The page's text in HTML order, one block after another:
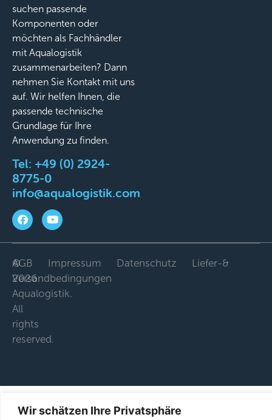
Wir schätzen Ihre Privatsphäre
suchen passende
Komponenten oder
möchten als Fachhändler
mit Aqualogistik
zusammenarbeiten? Dann
nehmen Sie Kontakt mit uns
auf. Wir helfen Ihnen, die
passende technische
Grundlage für Ihre
Anwendung zu finden.
Tel: +49 (0) 2924-
8775-0
info@aqualogistik.com
©
2026
Aqualogistik.
All
rights
reserved.
AGB Impressum Datenschutz
Liefer-&
Versandbedingungen